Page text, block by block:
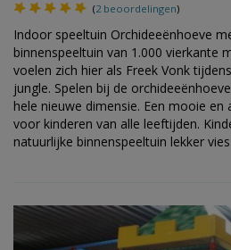
(2 beoordelingen)
Indoor speeltuin Orchideeënhoeve
binnenspeeltuin van 1.000 vierkante
voelen zich hier als Freek Vonk
jungle. Spelen bij de
hele nieuwe dimensie. Een mooie en
voor kinderen van alle leeftijden.
natuurlijke binnenspeeltuin lekker